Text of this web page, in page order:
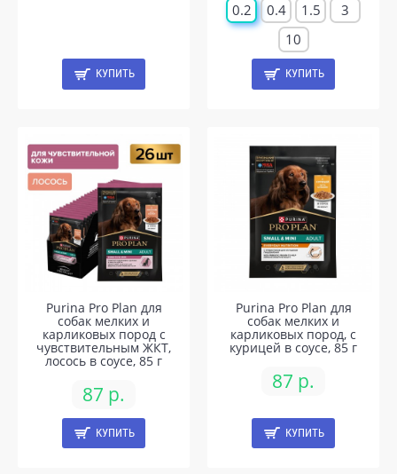
КУПИТЬ
0.2
0.4 1.5
3
10
КУПИТЬ
Purina Pro Plan для
собак мелких и
карликовых пород с
чувствительным ЖКТ,
лосось в соусе, 85 г
87 р.
КУПИТЬ
Purina Pro Plan для
собак мелких и
карликовых пород, c
курицей в соусе, 85 г
87 р.
КУПИТЬ